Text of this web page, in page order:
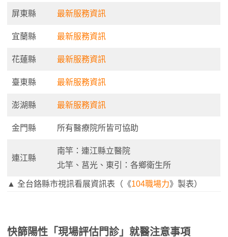
屏東縣 最新服務資訊
宜蘭縣 最新服務資訊
花蓮縣 最新服務資訊
臺東縣 最新服務資訊
澎湖縣 最新服務資訊
金門縣 所有醫療院所皆可協助
連江縣
南竿：連江縣立醫院
北竿、莒光、東引：各鄉衛生所
▲ 全台鉻縣市視訊看展資訊表（《104職場力》製表）
快篩陽性「現場評估門診」就醫注意事項